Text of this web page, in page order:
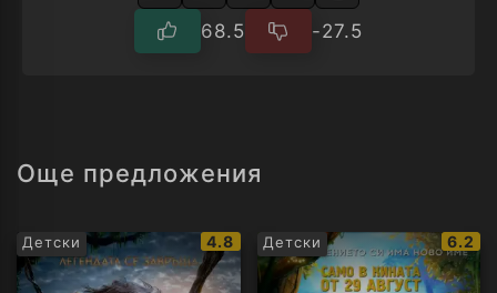
68.5 -27.5
Още предложения
Детски
IMDb
рейтинг:
4.8 Детски
IMDb
6.2